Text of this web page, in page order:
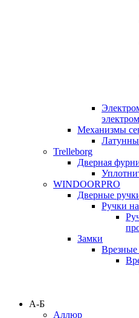
Механизмы
Trelleborg
Дверная
WINDOORPRO
Дверные
Ручки
Замки
Врезные
А-Б
Аллюр